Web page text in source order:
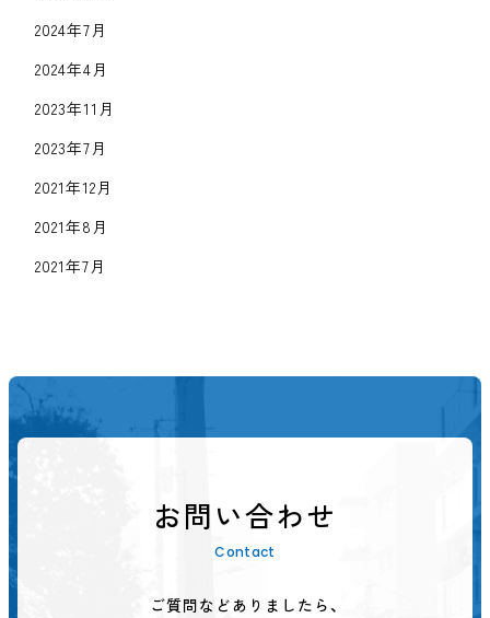
2024年7月
2024年4月
2023年11月
2023年7月
2021年12月
2021年8月
2021年7月
お問い合わせ
Contact
ご質問などありましたら、